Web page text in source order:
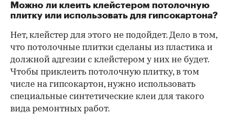
Можно ли клеить клейстером потолочную
плитку или использовать для гипсокартона?
Нет, клейстер для этого не подойдет. Дело в том,
что потолочные плитки сделаны из пластика и
должной адгезии с клейстером у них не будет.
Чтобы приклеить потолочную плитку, в том
числе на гипсокартон, нужно использовать
специальные синтетические клеи для такого
вида ремонтных работ.